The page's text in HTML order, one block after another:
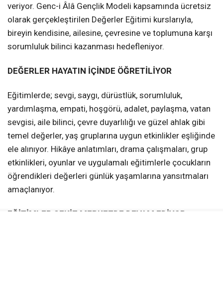
veriyor. Genc-i Âlâ Gençlik Modeli kapsamında ücretsiz
olarak gerçekleştirilen Değerler Eğitimi kurslarıyla,
bireyin kendisine, ailesine, çevresine ve toplumuna karşı
sorumluluk bilinci kazanması hedefleniyor.
DEĞERLER HAYATIN İÇİNDE ÖĞRETİLİYOR
Eğitimlerde; sevgi, saygı, dürüstlük, sorumluluk,
yardımlaşma, empati, hoşgörü, adalet, paylaşma, vatan
sevgisi, aile bilinci, çevre duyarlılığı ve güzel ahlak gibi
temel değerler, yaş gruplarına uygun etkinlikler eşliğinde
ele alınıyor. Hikâye anlatımları, drama çalışmaları, grup
etkinlikleri, oyunlar ve uygulamalı eğitimlerle çocukların
öğrendikleri değerleri günlük yaşamlarına yansıtmaları
amaçlanıyor.
EĞİTİMLER SEKİZ MERKEZDE DEVAM EDİYOR